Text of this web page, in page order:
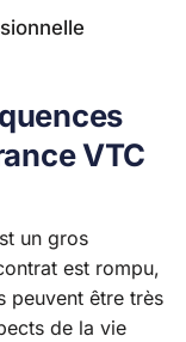
VTC
un gros
est rompu,
peuvent être très
de la vie